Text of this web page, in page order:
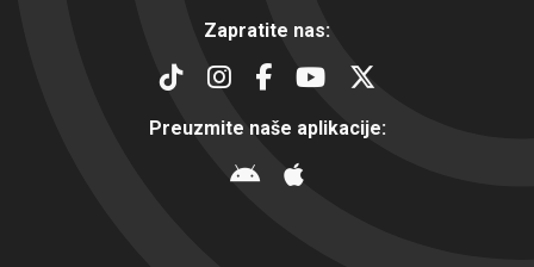
Zapratite nas:
Preuzmite naše aplikacije: